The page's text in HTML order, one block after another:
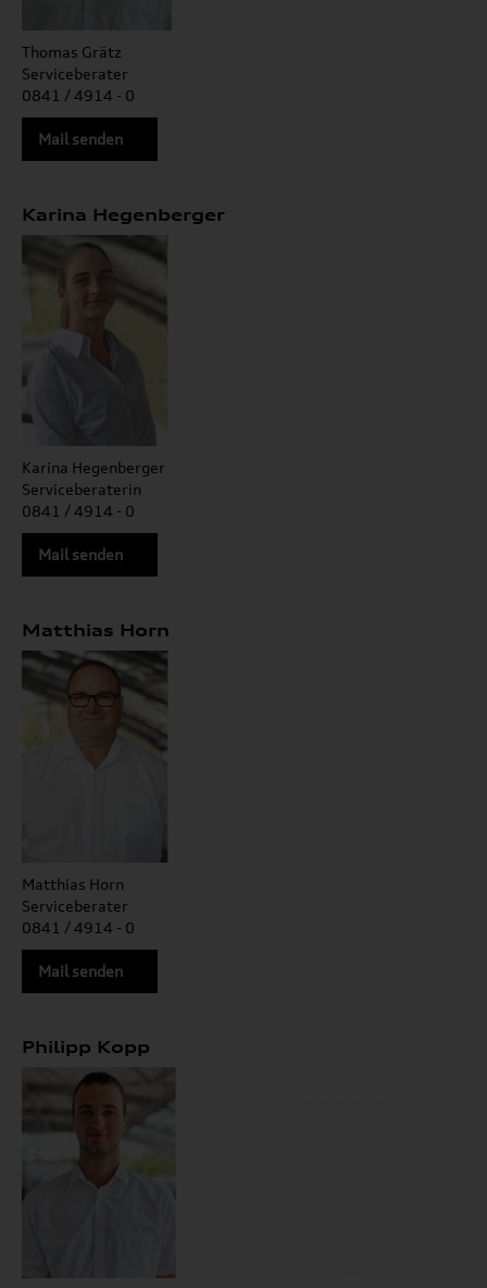
Thomas Grätz
Serviceberater
0841 / 4914 - 0
Mail senden
Karina Hegenberger
Karina Hegenberger
Serviceberaterin
0841 / 4914 - 0
Mail senden
Matthias Horn
Matthias Horn
Serviceberater
0841 / 4914 - 0
Mail senden
Philipp Kopp